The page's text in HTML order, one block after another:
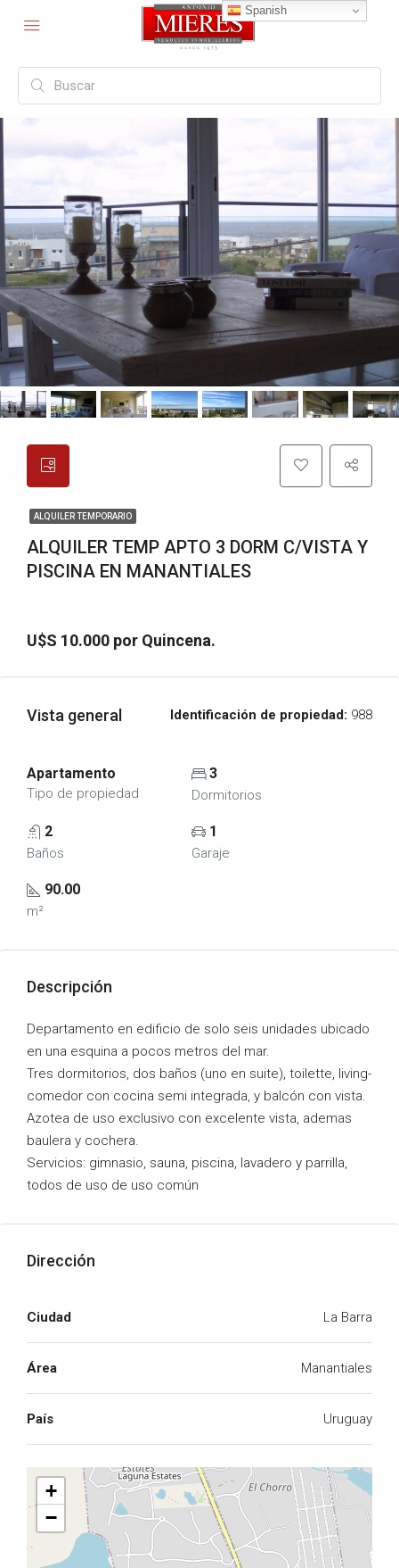
ALQUILER TEMPORARIO
ALQUILER TEMP APTO 3 DORM C/VISTA Y
PISCINA EN MANANTIALES
U$S 10.000 por Quincena.
Vista general Identificación de propiedad: 988
Apartamento
Tipo de propiedad
3
Dormitorios
2
Baños
1
Garaje
90.00
m²
Descripción
Departamento en edificio de solo seis unidades ubicado
en una esquina a pocos metros del mar.
Tres dormitorios, dos baños (uno en suite), toilette, living-
comedor con cocina semi integrada, y balcón con vista.
Azotea de uso exclusivo con excelente vista, ademas
baulera y cochera.
Servicios: gimnasio, sauna, piscina, lavadero y parrilla,
todos de uso de uso común
Dirección
Ciudad La Barra
Área Manantiales
País Uruguay
+
−
Spanish